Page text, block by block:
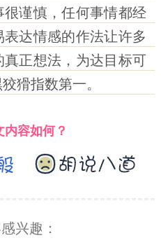
谨慎，任何事情都经
达情感的作法让许多
真正想法，为达目标可
猾指数第一。
容如何？
兴趣：